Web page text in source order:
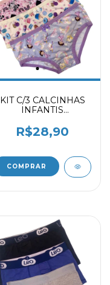
KIT C/3 CALCINHAS
INFANTIS
2070903
R$28,90
COMPRAR